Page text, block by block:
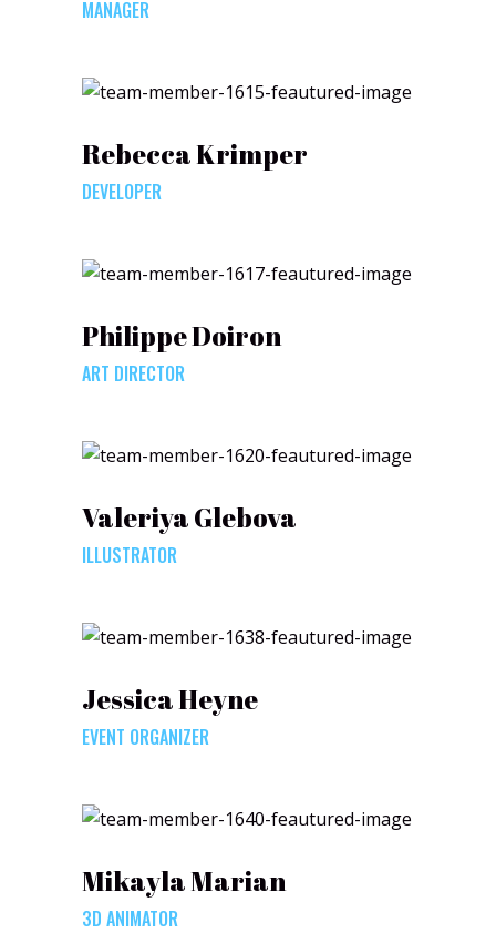
MANAGER
Rebecca Krimper
DEVELOPER
Philippe Doiron
ART DIRECTOR
Valeriya Glebova
ILLUSTRATOR
Jessica Heyne
EVENT ORGANIZER
Mikayla Marian
3D ANIMATOR